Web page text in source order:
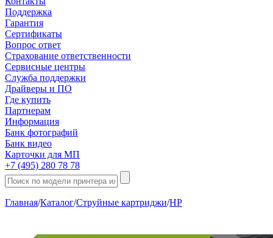
Поддержка
Гарантия
Сертификаты
Вопрос ответ
Страхование ответственности
Сервисные центры
Служба поддержки
Драйверы и ПО
Где купить
Партнерам
Информация
Банк фотографий
Банк видео
Карточки для МП
+7 (495) 280 78 78
Главная/Каталог/Струйные картриджи/HP